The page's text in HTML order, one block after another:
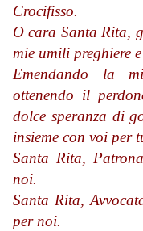
Crocifisso.
O cara Santa Rita,
mie umili preghiere
Emendando la
ottenendo il
dolce speranza di
insieme con voi per
Santa Rita,
noi.
Santa Rita,
per noi.